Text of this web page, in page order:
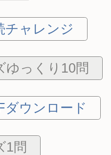
チャレンジ
ゆっくり10問
ダウンロード
1問